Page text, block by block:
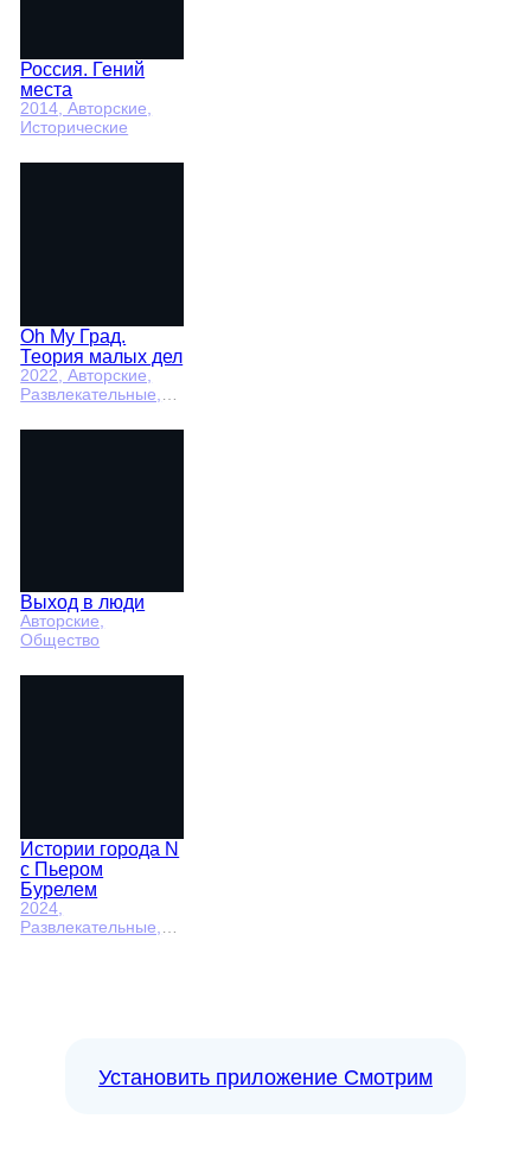
Россия. Гений
места
2014, Авторские,
Исторические
Oh My Град.
Теория малых дел
2022 , Авторские,
Развлекательные,
Выход в люди
Авторские,
Общество
Истории города N
с Пьером
Бурелем
2024
Развлекательные,
Установить приложение Смотрим